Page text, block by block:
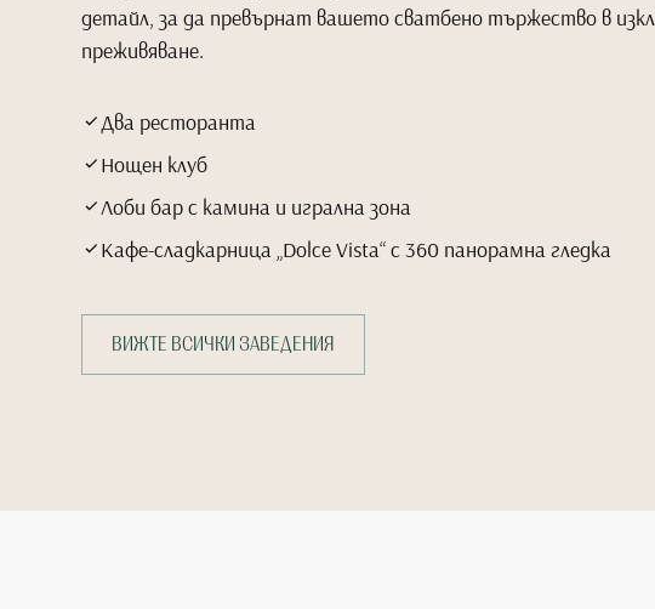
детайл, за да превърнат вашето сватбено тържество в
преживяване.
Два ресторанта
Нощен клуб
Лоби бар с камина и игрална зона
Кафе-сладкарница „Dolce Vista“ с 360 панорамна гледка
ВИЖТЕ ВСИЧКИ ЗАВЕДЕНИЯ